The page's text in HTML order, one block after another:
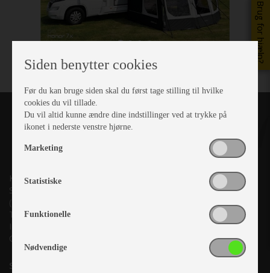
Brug for hjælp?
Kronjyllands Camping Center A/S
Suderholmen 10, 8960 Randers SØ
(Lige ud til Grenåvej)
Tlf. +45 87 10 98 70
Info@as-kcc.dk
CVR: 33 38 77 33
Samtykke til nyhedsbrev
Siden benytter cookies
Før du kan bruge siden skal du først tage stilling til hvilke
cookies du vil tillade.
Du vil altid kunne ændre dine indstillinger ved at trykke på
ikonet i nederste venstre hjørne.
Marketing
Statistiske
Funktionelle
Nødvendige